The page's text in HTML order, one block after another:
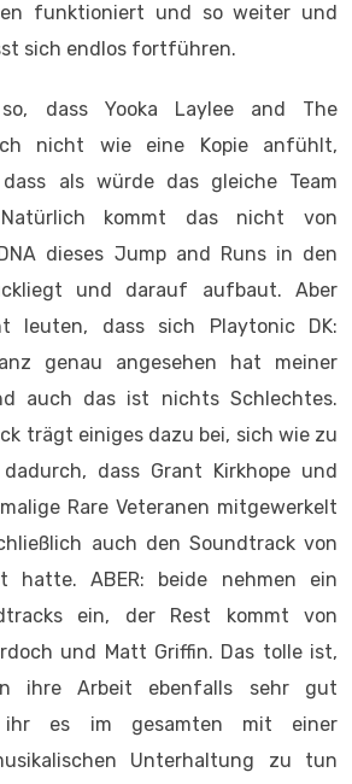
funktioniert und so weiter und
sich endlos fortführen.
dass Yooka Laylee and The
nicht wie eine Kopie anfühlt,
als würde das gleiche Team
Natürlich kommt das nicht von
dieses Jump and Runs in den
und darauf aufbaut. Aber
leuten, dass sich Playtonic DK:
genau angesehen hat meiner
auch das ist nichts Schlechtes.
trägt einiges dazu bei, sich wie zu
dass Grant Kirkhope und
Rare Veteranen mitgewerkelt
auch den Soundtrack von
hatte. ABER: beide nehmen ein
ein, der Rest kommt von
und Matt Griffin. Das tolle ist,
ihre Arbeit ebenfalls sehr gut
ihr es im gesamten mit einer
Unterhaltung zu tun